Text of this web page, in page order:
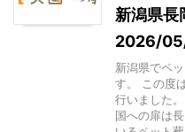
新潟県
2026/
新潟県でペ
す。 この度
行いました
国への扉は